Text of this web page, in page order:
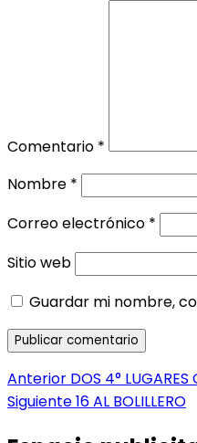
Comentario *
Nombre *
Correo electrónico *
Sitio web
Guardar mi nombre,
Navegación
de
Anterior Entrada
anterior:
DOS 4° LUGARES
SiguienteEntrada
16 AL BOLILLERO